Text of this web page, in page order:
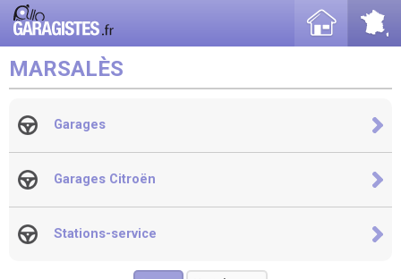
MARSALÈS
Garages
Garages Citroën
Stations-service